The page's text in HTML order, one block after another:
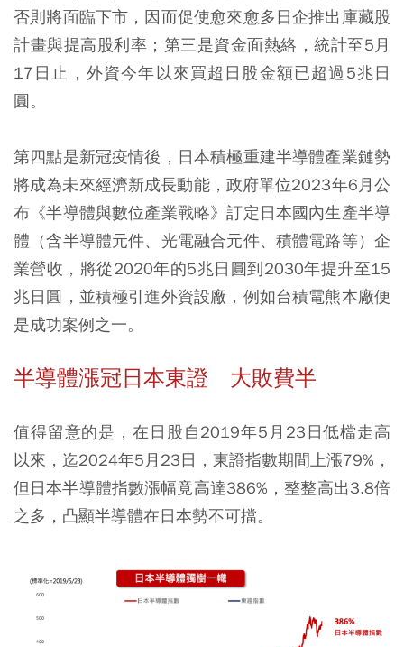
否則將面臨下市，因而促使愈來愈多日企推出庫藏股
計畫與提高股利率；第三是資金面熱絡，統計至5月
17日止，外資今年以來買超日股金額已超過5兆日
圓。
第四點是新冠疫情後，日本積極重建半導體產業鏈勢
將成為未來經濟新成長動能，政府單位2023年6月公
布《半導體與數位產業戰略》訂定日本國內生產半導
體（含半導體元件、光電融合元件、積體電路等）企
業營收，將從2020年的5兆日圓到2030年提升至15
兆日圓，並積極引進外資設廠，例如台積電熊本廠便
是成功案例之一。
半導體漲冠日本東證 大敗費半
值得留意的是，在日股自2019年5月23日低檔走高
以來，迄2024年5月23日，東證指數期間上漲79%，
但日本半導體指數漲幅竟高達386%，整整高出3.8倍
之多，凸顯半導體在日本勢不可擋。